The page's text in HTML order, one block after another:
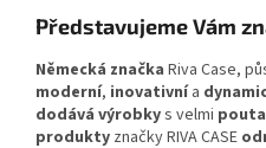
Představujeme Vám
Německá značka Riva Case,
moderní, inovativnía
dodává výrobkys velmi
produkty značky RIVA CASE